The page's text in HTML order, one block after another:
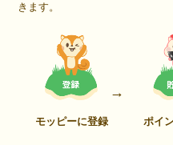
きます。
モッピーに登録 ポイ